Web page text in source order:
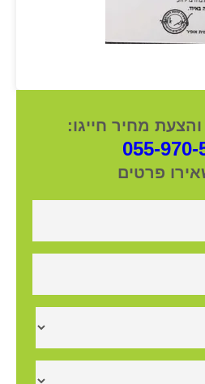
והצעת מחיר חייגו:
055-970-
פרטים